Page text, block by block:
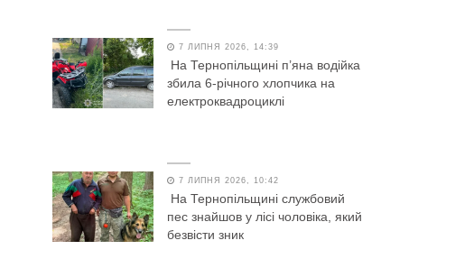
7 ЛИПНЯ 2026, 14:39
На Тернопільщині п’яна водійка
збила 6-річного хлопчика на
електроквадроциклі
7 ЛИПНЯ 2026, 10:42
На Тернопільщині службовий
пес знайшов у лісі чоловіка, який
безвісти зник